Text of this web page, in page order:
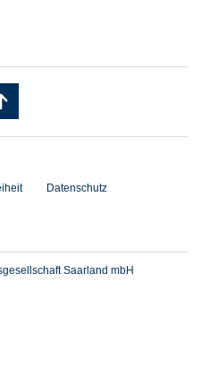
Datenschutz
Saarland mbH